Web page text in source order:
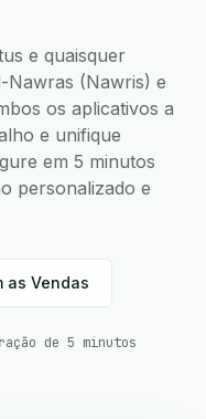
e quaisquer
Nawras (Nawris) e
os aplicativos a
e unifique
em 5 minutos
personalizado e
as Vendas
de 5 minutos